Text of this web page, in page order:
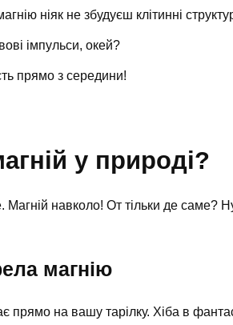
ніяк не збудуєш клітинні
імпульси, окей?
прямо з середини!
у природі?
Магній навколо! От тільки де саме?
магнію
прямо на вашу тарілку. Хіба в